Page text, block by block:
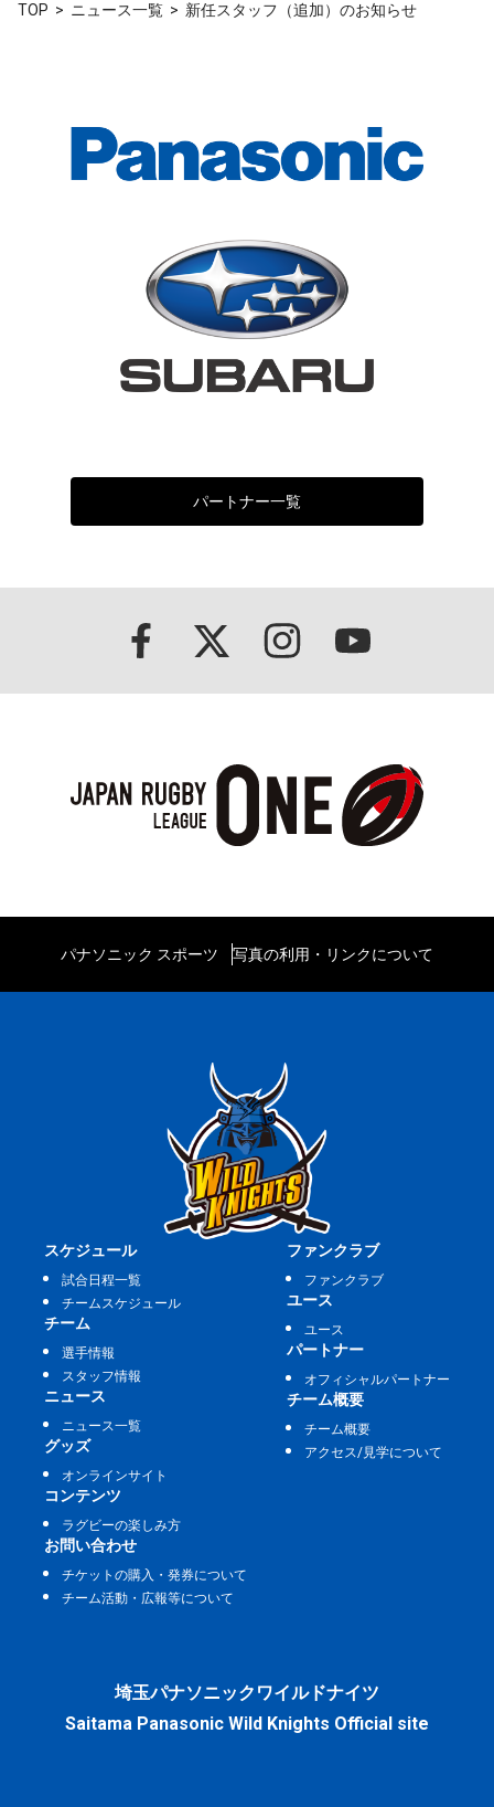
TOP ニュース一覧 新任スタッフ（追加）のお知らせ
パートナー一覧
パナソニック スポーツ 写真の利用・リンクについて
スケジュール
試合日程一覧
チームスケジュール
チーム
選手情報
スタッフ情報
ニュース
ニュース一覧
グッズ
オンラインサイト
ファンクラブ
ファンクラブ
ユース
ユース
パートナー
オフィシャルパートナー
チーム概要
チーム概要
アクセス/見学について
コンテンツ
ラグビーの楽しみ方
お問い合わせ
チケットの購入・発券について
チーム活動・広報等について
埼玉パナソニックワイルドナイツ
Saitama Panasonic Wild Knights Official site